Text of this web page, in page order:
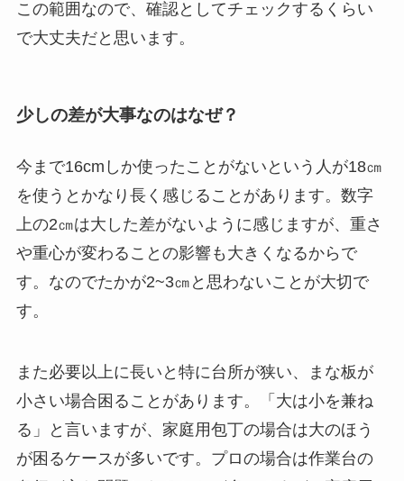
この範囲なので、確認としてチェックするくらい
で大丈夫だと思います。
少しの差が大事なのはなぜ？
今まで16cmしか使ったことがないという人が18㎝
を使うとかなり長く感じることがあります。数字
上の2㎝は大した差がないように感じますが、重さ
や重心が変わることの影響も大きくなるからで
す。なのでたかが2~3㎝と思わないことが大切で
す。
また必要以上に長いと特に台所が狭い、まな板が
小さい場合困ることがあります。「大は小を兼ね
る」と言いますが、家庭用包丁の場合は大のほう
が困るケースが多いです。プロの場合は作業台の